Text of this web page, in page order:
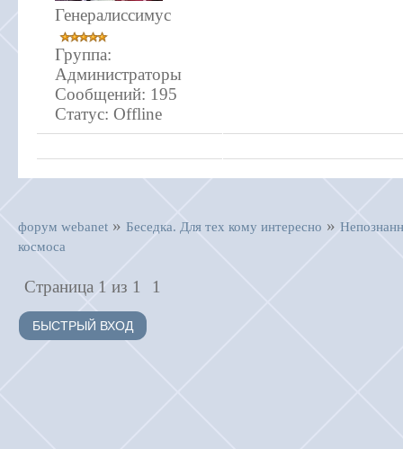
Генералиссимус
Группа:
Администраторы
Сообщений: 195
Статус: Offline
форум webanet » Беседка. Для тех кому интересно »
космоса
Страница 1 из 1 1